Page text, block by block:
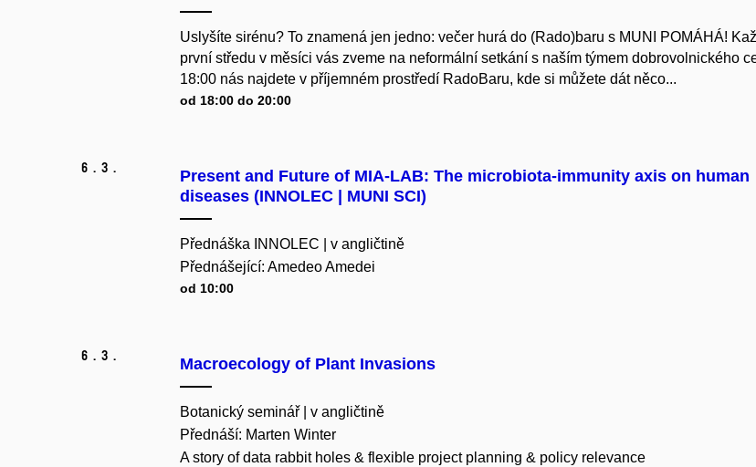
Uslyšíte sirénu? To znamená jen jedno: večer hurá do (Rado)baru s MUNI POMÁHÁ!
první středu v měsíci vás zveme na neformální setkání s naším týmem dobrovolnického
18:00 nás najdete v příjemném prostředí RadoBaru, kde si můžete dát něco...
od 18:00 do 20:00
6. 3.
Present and Future of MIA-LAB: The microbiota-immunity axis on human
diseases (INNOLEC | MUNI SCI)
Přednáška INNOLEC | v angličtině
Přednášející: Amedeo Amedei
od 10:00
6. 3. Macroecology of Plant Invasions
Botanický seminář | v angličtině
Přednáší: Marten Winter
A story of data rabbit holes & flexible project planning & policy relevance